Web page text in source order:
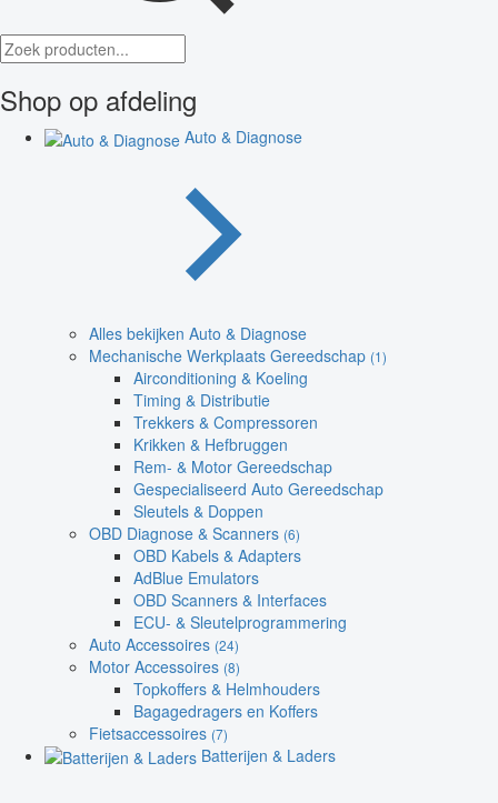
Shop op afdeling
Auto & Diagnose
Alles bekijken Auto & Diagnose
Mechanische Werkplaats Gereedschap (1)
Airconditioning & Koeling
Timing & Distributie
Trekkers & Compressoren
Krikken & Hefbruggen
Rem- & Motor Gereedschap
Gespecialiseerd Auto Gereedschap
Sleutels & Doppen
OBD Diagnose & Scanners (6)
OBD Kabels & Adapters
AdBlue Emulators
OBD Scanners & Interfaces
ECU- & Sleutelprogrammering
Auto Accessoires (24)
Motor Accessoires (8)
Topkoffers & Helmhouders
Bagagedragers en Koffers
Fietsaccessoires (7)
Batterijen & Laders